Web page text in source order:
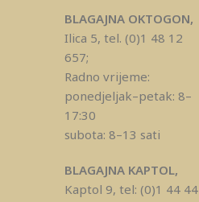
BLAGAJNA OKTOGON,
Ilica 5, tel. (0)1 48 12
657;
Radno vrijeme:
ponedjeljak–petak: 8–
17:30
subota: 8–13 sati
BLAGAJNA KAPTOL,
Kaptol 9, tel: (0)1 44 44